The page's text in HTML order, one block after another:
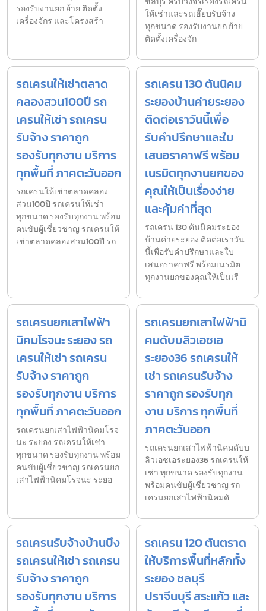
รองรับงานยก ย้าย ติดตั้ง
เครื่องจักร และโครงสร้า
ให้เช่าและรถเฮี๊ยบรับจ้าง
ทุกขนาด รองรับงานยก ย้าย
ติดตั้งเครื่องจัก
รถเครนให้เช่าตลาด
คลองสวน100ปี รถ
เครนให้เช่า รถเครน
รับจ้าง ราคาถูก
รองรับทุกงาน บริการ
ทุกพื้นที่ ภาคตะวันออก
รถเครนให้เช่าตลาดคลอง
สวน100ปี รถเครนให้เช่า
ทุกขนาด รองรับทุกงาน พร้อม
คนขับผู้เชี่ยวชาญ รถเครนให้
เช่าตลาดคลองสวน100ปี รถ
รถเครน 130 ตันนิคม
ระยองบ้านค่ายระยอง
ติดต่อเราวันนี้เพื่อ
รับคำปรึกษาและใบ
เสนอราคาฟรี พร้อม
เนรมิตทุกงานยกของ
คุณให้เป็นเรื่องง่าย
และคุ้มค่าที่สุด
รถเครน 130 ตันนิคมระยอง
บ้านค่ายระยอง ติดต่อเราวัน
นี้เพื่อรับคำปรึกษาและใบ
เสนอราคาฟรี พร้อมเนรมิต
ทุกงานยกของคุณให้เป็นเรื
รถเครนยกเสาไฟฟ้า
นิคมโรจนะ ระยอง รถ
เครนให้เช่า รถเครน
รับจ้าง ราคาถูก
รองรับทุกงาน บริการ
ทุกพื้นที่ ภาคตะวันออก
รถเครนยกเสาไฟฟ้านิคมโรจ
นะ ระยอง รถเครนให้เช่า
ทุกขนาด รองรับทุกงาน พร้อม
คนขับผู้เชี่ยวชาญ รถเครนยก
เสาไฟฟ้านิคมโรจนะ ระยอ
รถเครนยกเสาไฟฟ้านิ
คมดับบลิวเอชเอ
ระยอง36 รถเครนให้
เช่า รถเครนรับจ้าง
ราคาถูก รองรับทุก
งาน บริการ ทุกพื้นที่
ภาคตะวันออก
รถเครนยกเสาไฟฟ้านิคมดับบ
ลิวเอชเอระยอง36 รถเครนให้
เช่า ทุกขนาด รองรับทุกงาน
พร้อมคนขับผู้เชี่ยวชาญ รถ
เครนยกเสาไฟฟ้านิคมดั
รถเครนรับจ้างบ้านบึง
รถเครนให้เช่า รถเครน
รับจ้าง ราคาถูก
รองรับทุกงาน บริการ
รถเครน 120 ตันตราด
ให้บริการพื้นที่หลักทั้ง
ระยอง ชลบุรี
ปราจีนบุรี สระแก้ว และ